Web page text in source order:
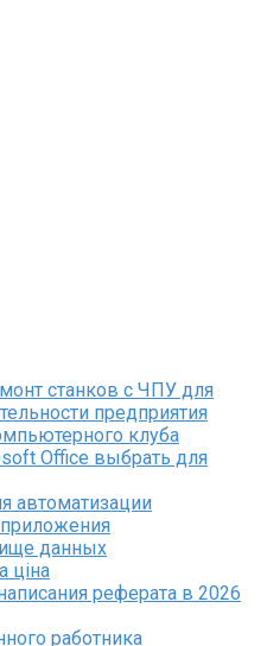
станков с ЧПУ для
предприятия
клуба
Office выбрать для
автоматизации
данных
ціна
реферата в 2026
работника